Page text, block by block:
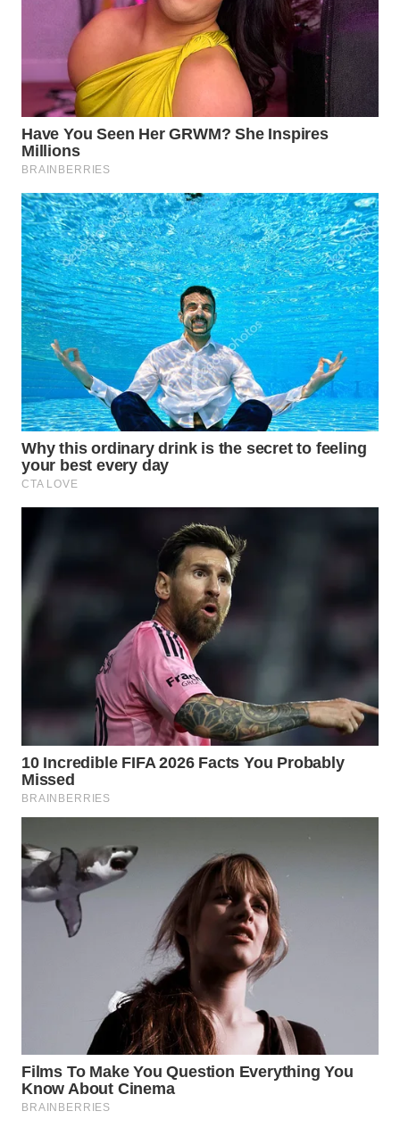
DANAU
TOBA
WN
NIAS
LANGKAT
WN
TAPANULI
SELATAN
WN
TANJUNG
LESUNG
WN
KARO
WN
SIMALUNGUN
SERDANG
WN
TEBING
TINGGI
WN
PAKPAK
WN
KARAWANG
WN
BOGOR